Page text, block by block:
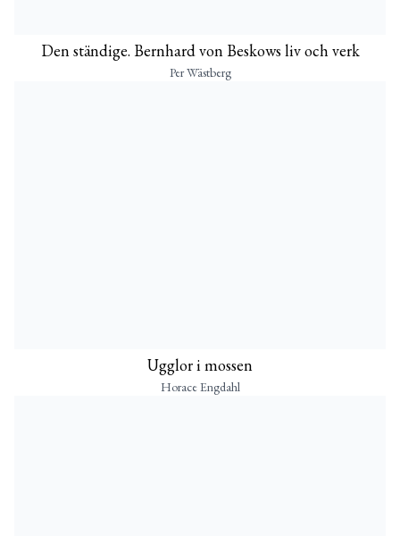
Den ständige. Bernhard von Beskows liv och verk
Per Wästberg
Ugglor i mossen
Horace Engdahl